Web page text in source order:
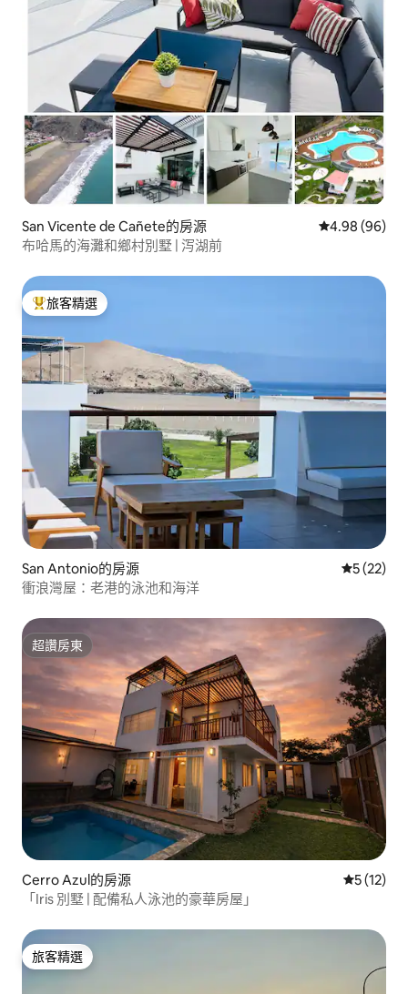
San Vicente de Cañete的房源 從 96 則評價
4.98 (96)
布哈馬的海灘和鄉村別墅 | 泻湖前
旅客精選榜首
旅客精選
San Antonio的房源 從 22 則評
5 (22)
衝浪灣屋：老港的泳池和海洋
超讚房東
超讚房東
Cerro Azul的房源 從 12 則
5 (12)
「Iris 別墅 | 配備私人泳池的豪華房屋」
旅客精選
旅客精選